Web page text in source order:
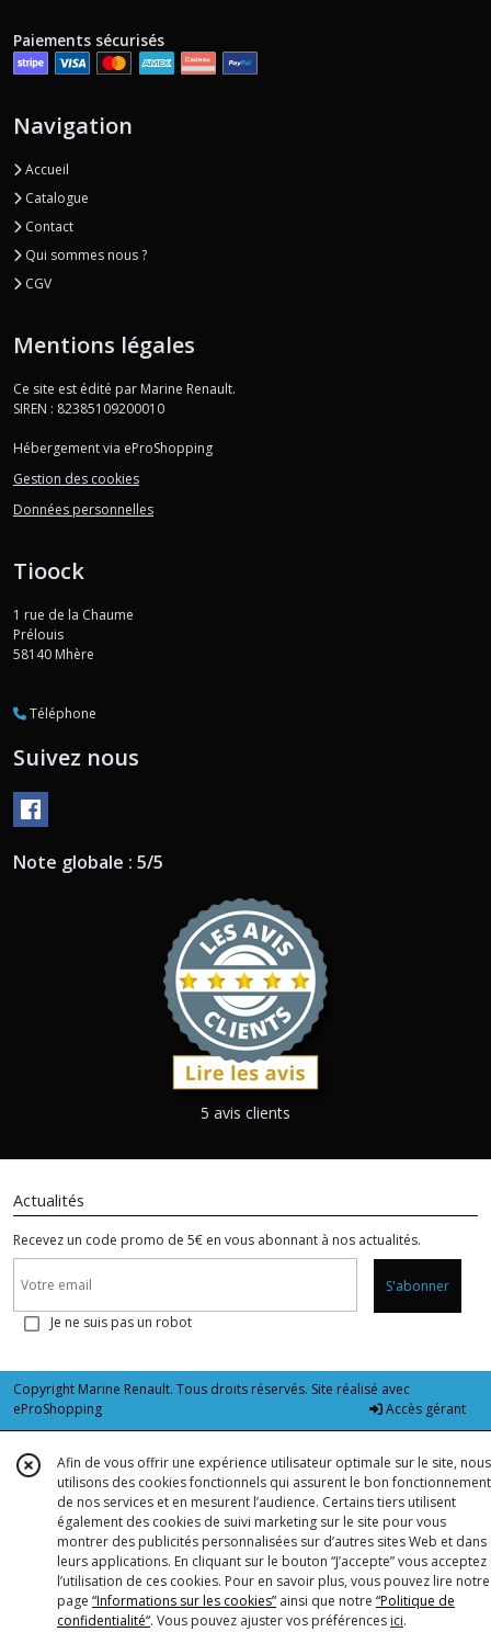
Paiements sécurisés
Navigation
Accueil
Catalogue
Contact
Qui sommes nous ?
CGV
Mentions légales
Ce site est édité par Marine Renault.
SIREN : 82385109200010
Hébergement via eProShopping
Gestion des cookies
Données personnelles
Tioock
1 rue de la Chaume
Prélouis
58140 Mhère
Téléphone
Suivez nous
Note globale : 5/5
5 avis clients
Actualités
Recevez un code promo de 5€ en vous abonnant à nos actualités.
S'abonner
Je ne suis pas un robot
Copyright Marine Renault. Tous droits réservés. Site réalisé avec
eProShopping
Accès gérant
Afin de vous offrir une expérience utilisateur optimale sur le site, nous
utilisons des cookies fonctionnels qui assurent le bon fonctionnement
de nos services et en mesurent l’audience. Certains tiers utilisent
également des cookies de suivi marketing sur le site pour vous
montrer des publicités personnalisées sur d’autres sites Web et dans
leurs applications. En cliquant sur le bouton “J’accepte” vous acceptez
l’utilisation de ces cookies. Pour en savoir plus, vous pouvez lire notre
page “Informations sur les cookies” ainsi que notre “Politique de
confidentialité“. Vous pouvez ajuster vos préférences ici.